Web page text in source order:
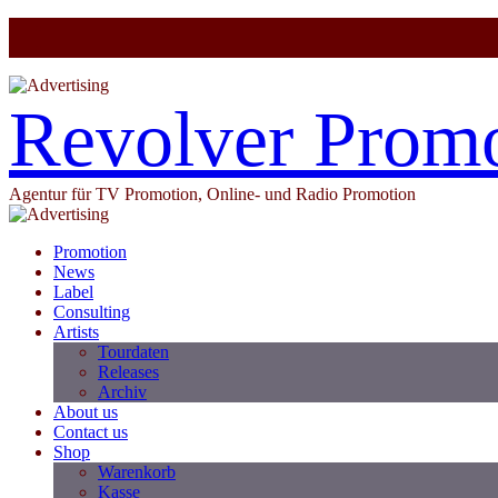
Revolver
Agentur für TV Promotion, Online- und Radio Promotion
Promotion
News
Label
Consulting
Artists
Tourdaten
Releases
Archiv
About us
Contact us
Shop
Warenkorb
Kasse